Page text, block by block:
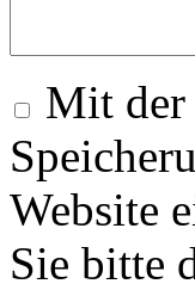
Mit der
Website
Sie bitte